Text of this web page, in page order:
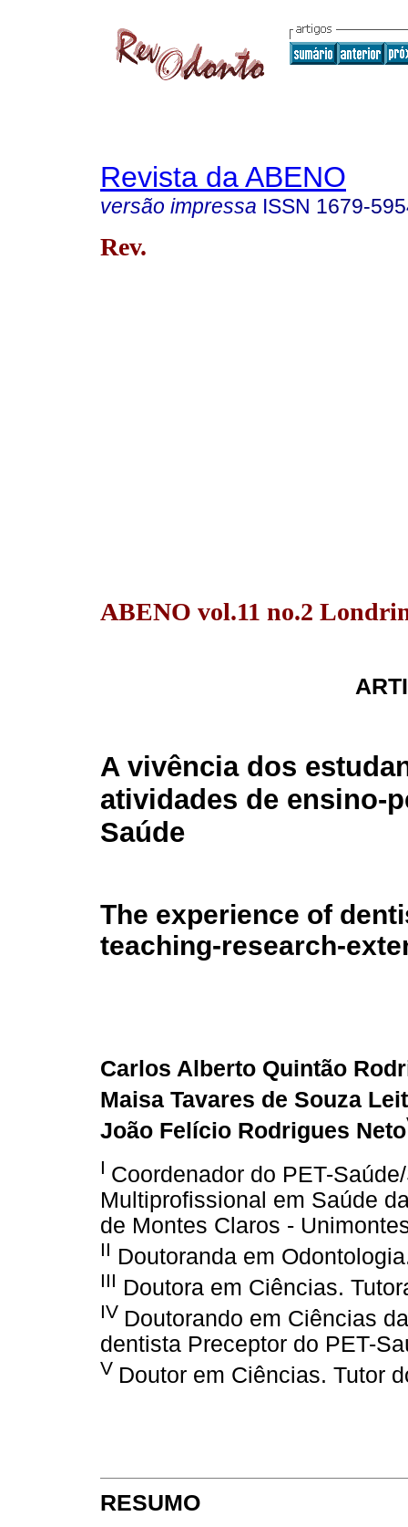
Revista da ABENO
versão impressa ISSN 1679-
Rev.
ABENO vol.11 no.2
A vivência dos
atividades de ensino-
Saúde
The experience of
teaching-research-
Carlos Alberto Quintão
Maisa Tavares de Souza
João Felício Rodrigues Neto
I Coordenador do PET-
Multiprofissional em Saúde
de Montes Claros -
II Doutoranda em
III Doutora em Ciências.
IV Doutorando em Ciências
dentista Preceptor do PET-
V Doutor em Ciências. Tutor
RESUMO